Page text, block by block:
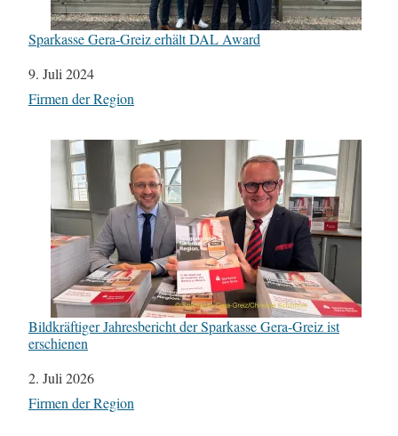
Sparkasse Gera-Greiz erhält DAL Award
Datum
9. Juli 2024
In Bezug auf
Firmen der Region
Bildkräftiger Jahresbericht der Sparkasse Gera-Greiz ist
erschienen
Datum
2. Juli 2026
In Bezug auf
Firmen der Region